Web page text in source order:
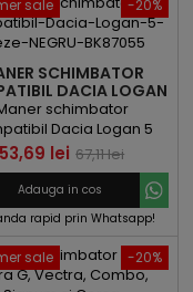
-20%
sale
SCHIMBATOR
DACIA LOGAN
NEGRU BK87055
schimbator
Dacia Logan 5
NEGRU BK87055
Pret
53,69 lei Pret
baza
67,11 lei
Adauga in cos
rapid prin Whatsapp!
-20%
sale